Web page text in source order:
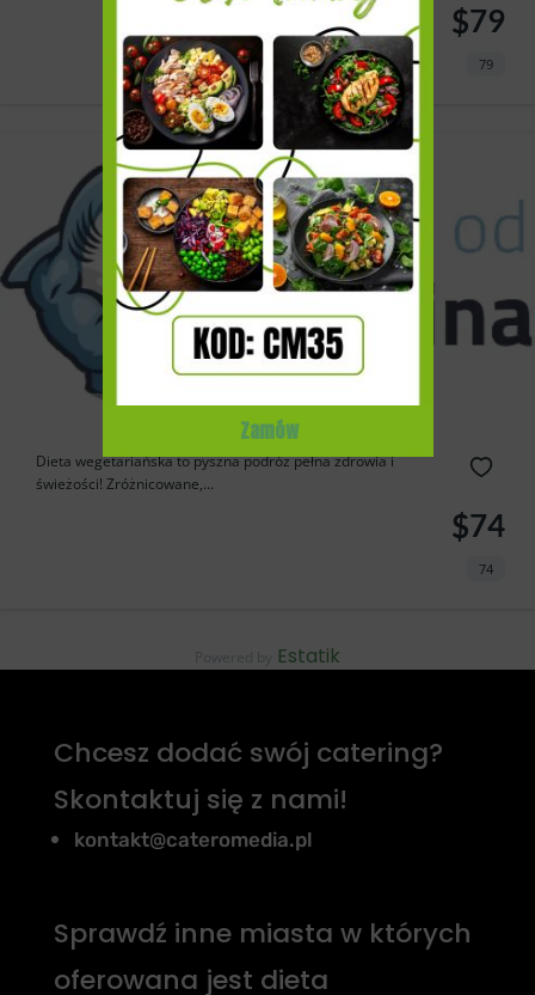
$79
79
Dieta wegetariańska to pyszna podróż pełna zdrowia i
świeżości! Zróżnicowane,...
$74
74
Powered by Estatik
Chcesz dodać swój catering?
Skontaktuj się z nami!
kontakt@cateromedia.pl
Sprawdź inne miasta w których
oferowana jest dieta
Zamów